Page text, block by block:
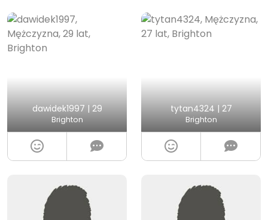
dawidek1997 | 29
Brighton
tytan4324 | 27
Brighton